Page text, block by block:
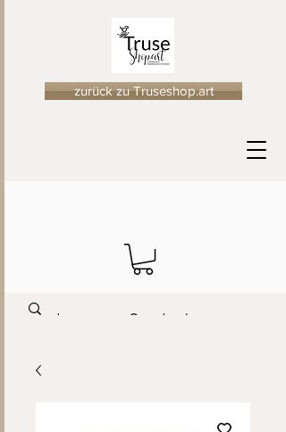
zurück zu Truseshop.art